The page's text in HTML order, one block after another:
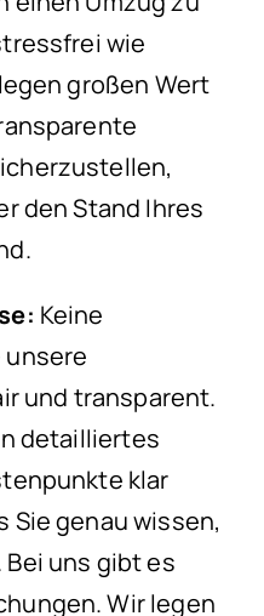
wie
großen Wert
den Stand Ihres
Keine
und transparent.
detailliertes
klar
genau wissen,
Bei uns gibt es
Wir legen